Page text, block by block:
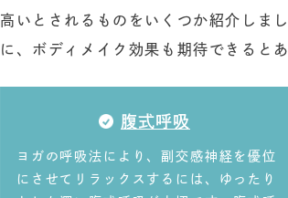
高いとされるものをいくつか紹介しま
に、ボディメイク効果も期待できると
腹式呼吸
ヨガの呼吸法により、副交感神経を優位
にさせてリラックスするには、ゆったり